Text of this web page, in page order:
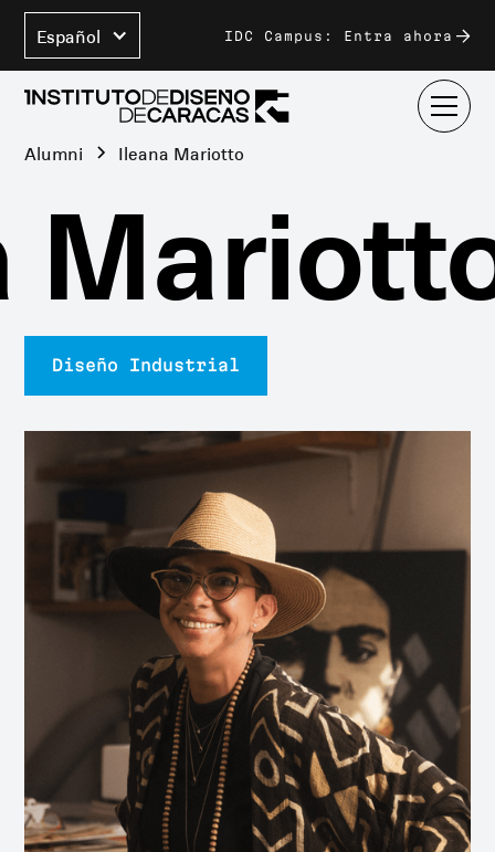
Español IDC Campus: Entra ahora
Alumni Ileana Mariotto
Diseño Industrial